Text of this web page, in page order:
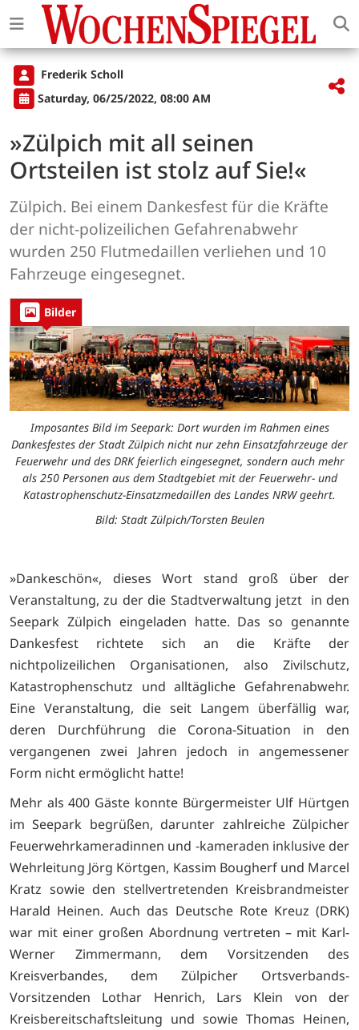
Frederik Scholl
Saturday, 06/25/2022, 08:00 AM
»Zülpich mit all seinen
Ortsteilen ist stolz auf Sie!«
Zülpich. Bei einem Dankesfest für die Kräfte
der nicht-polizeilichen Gefahrenabwehr
wurden 250 Flutmedaillen verliehen und 10
Fahrzeuge eingesegnet.
Bilder
Imposantes Bild im Seepark: Dort wurden im Rahmen eines
Dankesfestes der Stadt Zülpich nicht nur zehn Einsatzfahrzeuge der
Feuerwehr und des DRK feierlich eingesegnet, sondern auch mehr
als 250 Personen aus dem Stadtgebiet mit der Feuerwehr- und
Katastrophenschutz-Einsatzmedaillen des Landes NRW geehrt.
Bild: Stadt Zülpich/Torsten Beulen
»Dankeschön«, dieses Wort stand groß über der
Veranstaltung, zu der die Stadtverwaltung jetzt in den
Seepark Zülpich eingeladen hatte. Das so genannte
Dankesfest richtete sich an die Kräfte der
nichtpolizeilichen Organisationen, also Zivilschutz,
Katastrophenschutz und alltägliche Gefahrenabwehr.
Eine Veranstaltung, die seit Langem überfällig war,
deren Durchführung die Corona-Situation in den
vergangenen zwei Jahren jedoch in angemessener
Form nicht ermöglicht hatte!
Mehr als 400 Gäste konnte Bürgermeister Ulf Hürtgen
im Seepark begrüßen, darunter zahlreiche Zülpicher
Feuerwehrkameradinnen und -kameraden inklusive der
Wehrleitung Jörg Körtgen, Kassim Bougherf und Marcel
Kratz sowie den stellvertretenden Kreisbrandmeister
Harald Heinen. Auch das Deutsche Rote Kreuz (DRK)
war mit einer großen Abordnung vertreten – mit Karl-
Werner Zimmermann, dem Vorsitzenden des
Kreisverbandes, dem Zülpicher Ortsverbands-
Vorsitzenden Lothar Henrich, Lars Klein von der
Kreisbereitschaftsleitung und sowie Thomas Heinen,